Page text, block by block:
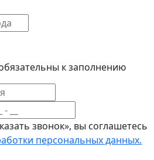
к заполнению
звонок», вы соглашетесь
персональных данных.